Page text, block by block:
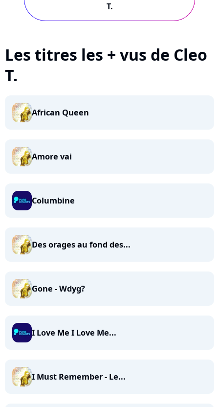
T.
Les titres les + vus de Cleo
T.
African Queen
Amore vai
Columbine
Des orages au fond des...
Gone - Wdyg?
I Love Me I Love Me...
I Must Remember - Le...